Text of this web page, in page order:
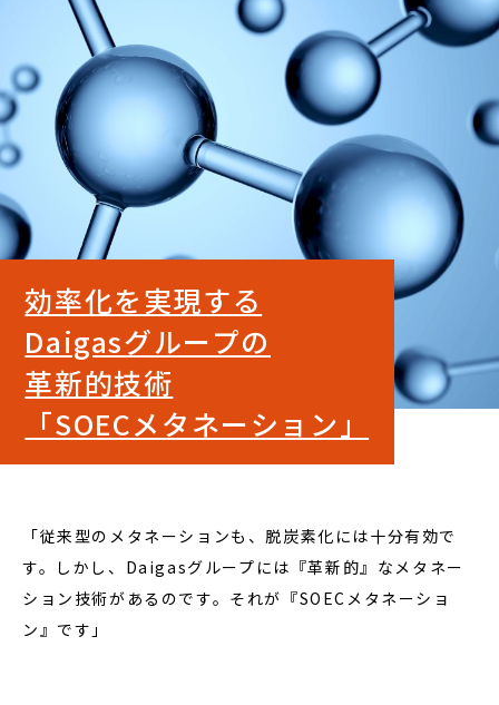
効率化を実現する
Daigasグループの
革新的技術
「SOECメタネーション」
「従来型のメタネーションも、脱炭素化には十分有効で
す。しかし、Daigasグループには『革新的』なメタネー
ション技術があるのです。それが『SOECメタネーショ
ン』です」